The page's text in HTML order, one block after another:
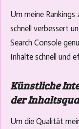
Um meine Rankings
schnell verbessert
Search Console
Inhalte schnell und
Künstliche
der
Um die Qualität